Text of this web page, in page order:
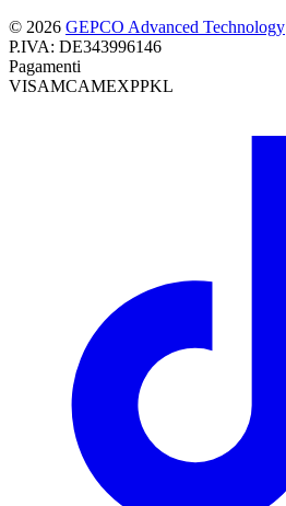
© 2026 GEPCO Advanced Technology
P.IVA: DE343996146
Pagamenti
VISAMCAMEXPPKL